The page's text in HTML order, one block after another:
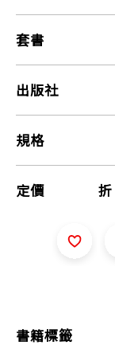
套書
出版社
規格
定價 折
書籍標籤